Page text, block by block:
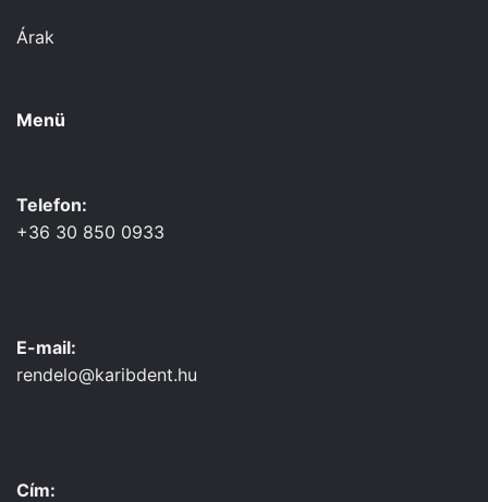
Árak
Menü
Telefon:
+36 30 850 0933
E-mail:
rendelo@karibdent.hu
Cím: